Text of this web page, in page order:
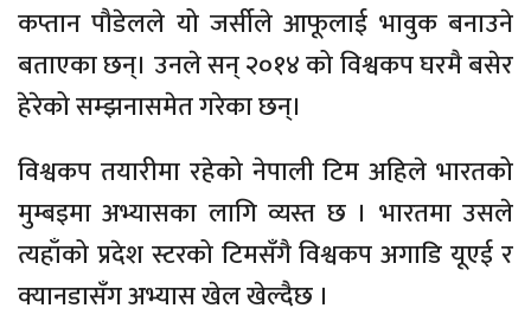
कप्तान पौडेलले यो जर्सीले आफूलाई भावुक बनाउने
बताएका छन्। उनले सन् २०१४ को विश्वकप घरमै बसेर
हेरेको सम्झनासमेत गरेका छन्।
विश्वकप तयारीमा रहेको नेपाली टिम अहिले भारतको
मुम्बइमा अभ्यासका लागि व्यस्त छ । भारतमा उसले
त्यहाँको प्रदेश स्टरको टिमसँगै विश्वकप अगाडि यूएई र
क्यानडासँग अभ्यास खेल खेल्दैछ ।